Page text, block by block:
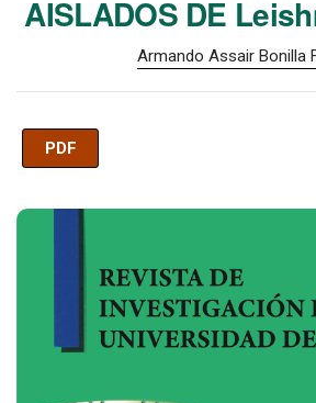
AISLADOS DE
Armando Assair Bonilla
PDF
Imagen de portada